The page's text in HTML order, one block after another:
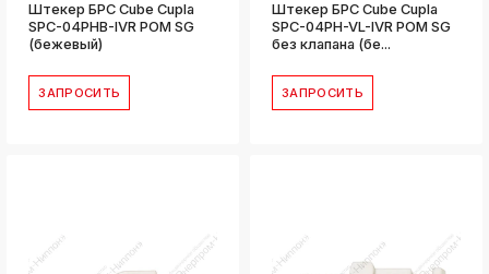
Штекер БРС Cube Cupla
SPC-04PHB-IVR POM SG
(бежевый)
ЗАПРОСИТЬ
Штекер БРС Cube Cupla
SPC-04PH-VL-IVR POM SG
без клапана (бе...
ЗАПРОСИТЬ